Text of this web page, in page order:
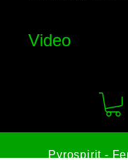
Video
Pyrospirit -